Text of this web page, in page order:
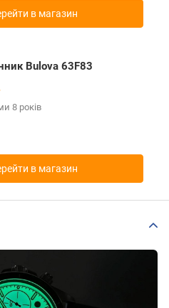
в магазин
Bulova 63F83
8 років
в магазин